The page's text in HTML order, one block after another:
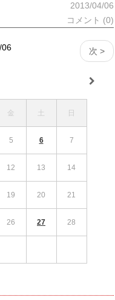
2013/04/06
コメント (0)
次 >
06
金 土 日
5 6 7
12 13 14
19 20 21
26 27 28